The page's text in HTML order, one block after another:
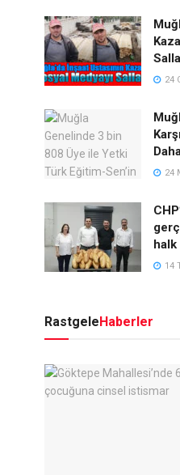
24
24
halk
14
RastgeleHaberler